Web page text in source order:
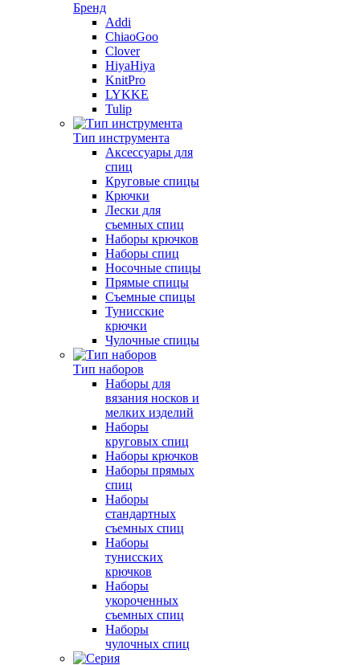
Бренд
Addi
ChiaoGoo
Clover
HiyaHiya
KnitPro
LYKKE
Tulip
Тип инструмента
Аксессуары для
спиц
Круговые спицы
Крючки
Лески для
съемных спиц
Наборы крючков
Наборы спиц
Носочные спицы
Прямые спицы
Съемные спицы
Тунисские
крючки
Чулочные спицы
Тип наборов
Наборы для
вязания носков и
мелких изделий
Наборы
круговых спиц
Наборы крючков
Наборы прямых
спиц
Наборы
стандартных
съемных спиц
Наборы
тунисских
крючков
Наборы
укороченных
съемных спиц
Наборы
чулочных спиц